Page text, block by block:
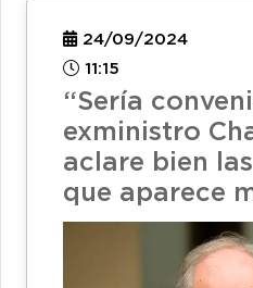
24/09/2024
11:15
“Sería
exministro
aclare bien
que aparece